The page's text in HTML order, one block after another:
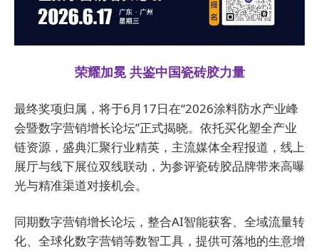
荣耀加冕 共鉴中国瓷砖胶力量
最终奖项归属，将于6月17日在“2026涂料防水产业峰
会暨数字营销增长论坛”正式揭晓。依托买化塑全产业
链资源，盛典汇聚行业精英，主流媒体全程报道，线上
展厅与线下展位双线联动，为参评瓷砖胶品牌带来高曝
光与精准渠道对接机会。
同期数字营销增长论坛，整合AI智能获客、全域流量转
化、全球化数字营销等数智工具，提供可落地的生意增